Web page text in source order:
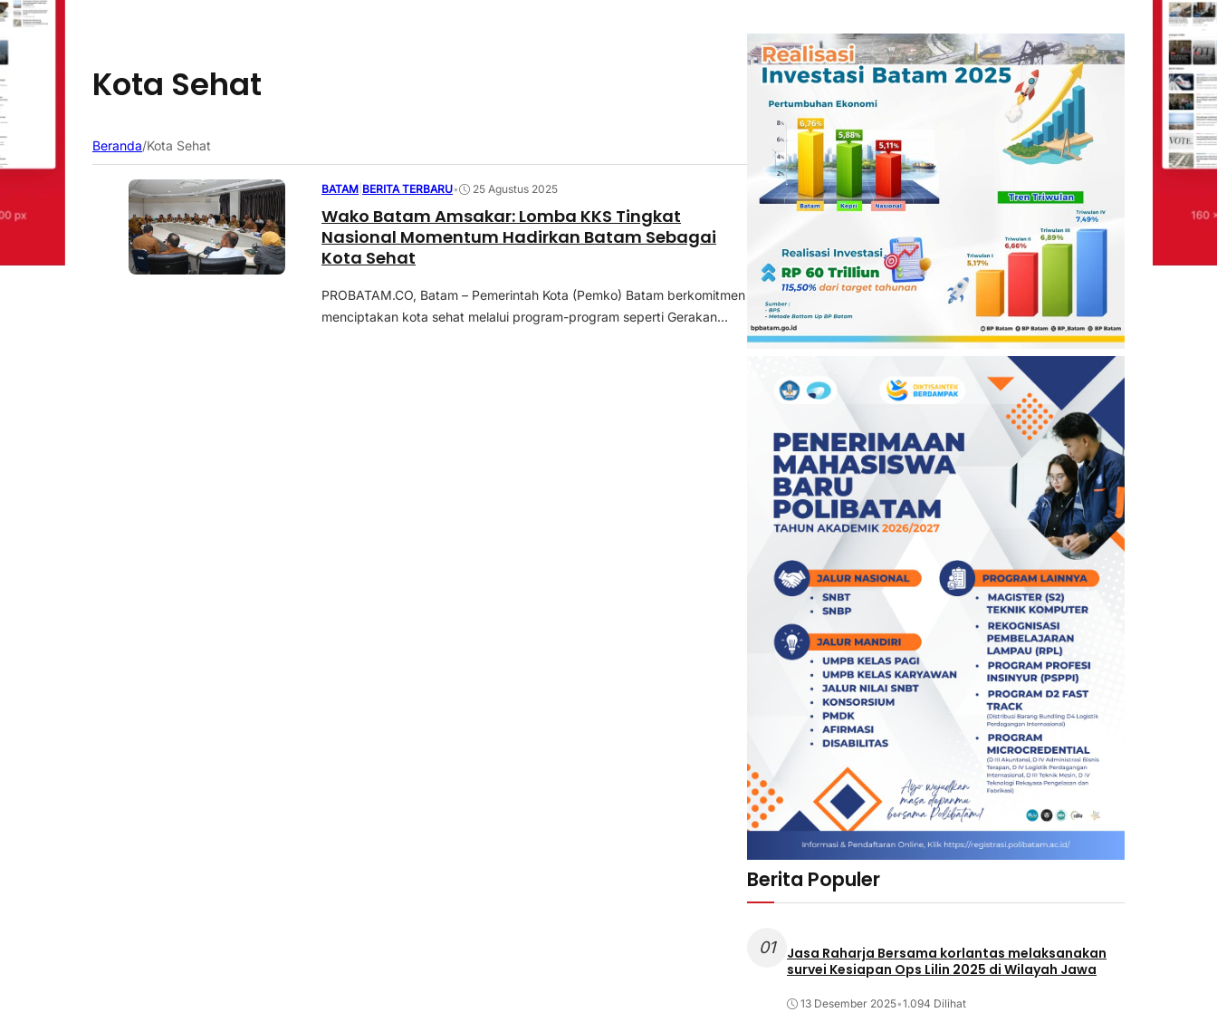
Kota Sehat
Beranda/Kota Sehat
BATAM BERITA TERBARU• 25 Agustus 2025
Wako Batam Amsakar: Lomba KKS Tingkat
Nasional Momentum Hadirkan Batam Sebagai
Kota Sehat
PROBATAM.CO, Batam – Pemerintah Kota (Pemko) Batam berkomitmen
menciptakan kota sehat melalui program-program seperti Gerakan...
Berita Populer
01
Jasa Raharja Bersama korlantas melaksanakan
survei Kesiapan Ops Lilin 2025 di Wilayah Jawa
13 Desember 2025•1.094 Dilihat